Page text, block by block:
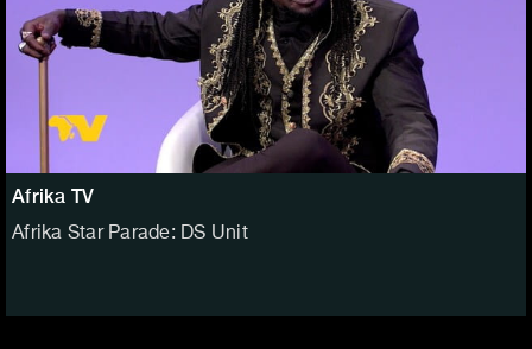
Afrika TV
Afrika Star Parade: DS Unit